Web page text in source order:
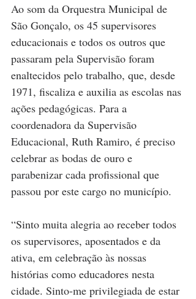
Ao som da Orquestra Municipal de
São Gonçalo, os 45 supervisores
educacionais e todos os outros que
passaram pela Supervisão foram
enaltecidos pelo trabalho, que, desde
1971, fiscaliza e auxilia as escolas nas
ações pedagógicas. Para a
coordenadora da Supervisão
Educacional, Ruth Ramiro, é preciso
celebrar as bodas de ouro e
parabenizar cada profissional que
passou por este cargo no município.
“Sinto muita alegria ao receber todos
os supervisores, aposentados e da
ativa, em celebração às nossas
histórias como educadores nesta
cidade. Sinto-me privilegiada de estar